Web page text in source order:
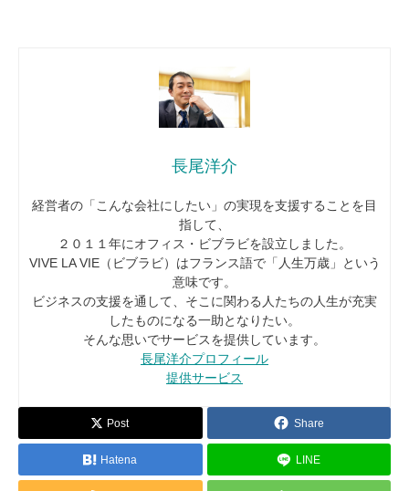
長尾洋介
経営者の「こんな会社にしたい」の実現を支援することを目
指して、
２０１１年にオフィス・ビブラビを設立しました。
VIVE LA VIE（ビブラビ）はフランス語で「人生万歳」という
意味です。
ビジネスの支援を通して、そこに関わる人たちの人生が充実
したものになる一助となりたい。
そんな思いでサービスを提供しています。
長尾洋介プロフィール
提供サービス
Post Share
Hatena LINE